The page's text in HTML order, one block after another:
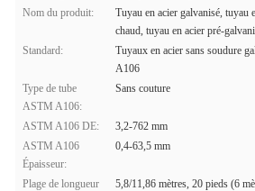
Nom du produit:
Tuyau en acier galvanisé, tuyau
chaud, tuyau en acier pré-
Standard:
Tuyaux en acier sans soudure
A106
Type de tube
ASTM A106:
Sans couture
ASTM A106 DE:
3,2-762 mm
ASTM A106
Épaisseur:
0,4-63,5 mm
Plage de longueur
5,8/11,86 mètres, 20 pieds (6